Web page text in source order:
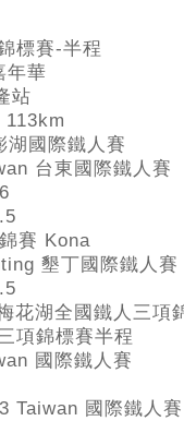
標賽-半程
年華
站
湖國際鐵人賽
台東國際鐵人賽
賽 Kona
墾丁國際鐵人賽
花湖全國鐵人三項
項錦標賽半程
國際鐵人賽
Taiwan 國際鐵人賽